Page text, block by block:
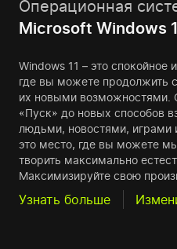
Операционная
Microsoft Windows
Windows 11 – это спокойное
где вы можете продолжить
их новыми возможностями.
«Пуск» до новых способов
людьми, новостями, играми
это место, где вы можете
творить максимально
Максимизируйте свою
Узнать больше